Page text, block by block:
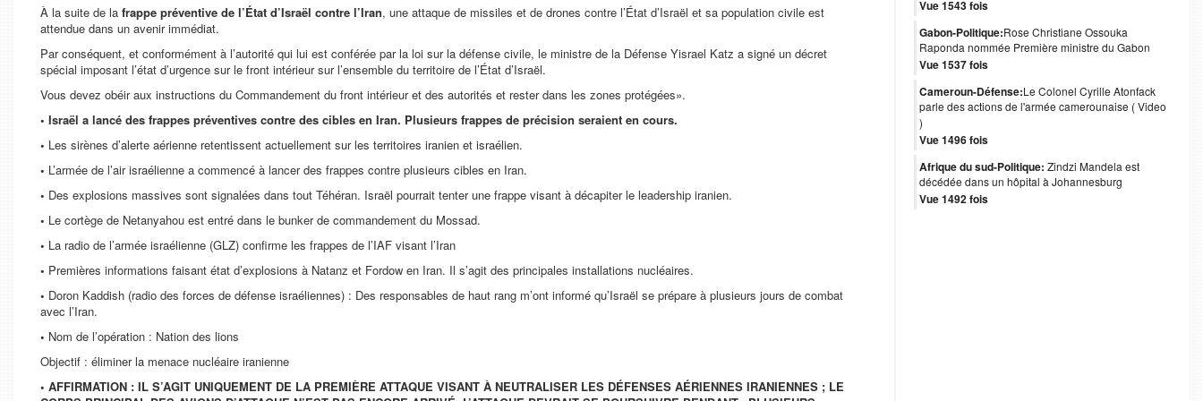
À la suite de la frappe préventive de l’État d’Israël contre l’Iran, une attaque de missiles et de drones contre l’État d’Israël et sa population civile est
attendue dans un avenir immédiat.
Par conséquent, et conformément à l’autorité qui lui est conférée par la loi sur la défense civile, le ministre de la Défense Yisrael Katz a signé un décret
spécial imposant l’état d’urgence sur le front intérieur sur l’ensemble du territoire de l’État d’Israël.
Vous devez obéir aux instructions du Commandement du front intérieur et des autorités et rester dans les zones protégées».
• Israël a lancé des frappes préventives contre des cibles en Iran. Plusieurs frappes de précision seraient en cours.
• Les sirènes d’alerte aérienne retentissent actuellement sur les territoires iranien et israélien.
• L’armée de l’air israélienne a commencé à lancer des frappes contre plusieurs cibles en Iran.
• Des explosions massives sont signalées dans tout Téhéran. Israël pourrait tenter une frappe visant à décapiter le leadership iranien.
• Le cortège de Netanyahou est entré dans le bunker de commandement du Mossad.
• La radio de l’armée israélienne (GLZ) confirme les frappes de l’IAF visant l’Iran
• Premières informations faisant état d’explosions à Natanz et Fordow en Iran. Il s’agit des principales installations nucléaires.
• Doron Kaddish (radio des forces de défense israéliennes) : Des responsables de haut rang m’ont informé qu’Israël se prépare à plusieurs jours de combat
avec l’Iran.
• Nom de l’opération : Nation des lions
Objectif : éliminer la menace nucléaire iranienne
• AFFIRMATION : IL S’AGIT UNIQUEMENT DE LA PREMIÈRE ATTAQUE VISANT À NEUTRALISER LES DÉFENSES AÉRIENNES IRANIENNES ; LE
Vue 1543 fois
Gabon-Politique:Rose Christiane Ossouka
Raponda nommée Première ministre du Gabon
Vue 1537 fois
Cameroun-Défense:Le Colonel Cyrille Atonfack
parle des actions de l'armée camerounaise ( Video
)
Vue 1496 fois
Afrique du sud-Politique: Zindzi Mandela est
décédée dans un hôpital à Johannesburg
Vue 1492 fois